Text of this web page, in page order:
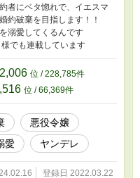
者にベタ惚れで、イエスマ
約破棄を目指します！！
溺愛してくるんです
でも連載しています
位 / 228,785件
位 / 66,369件
悪役令嬢
愛 ヤンデレ
登録日 2022.03.22